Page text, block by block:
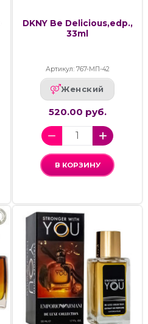
DKNY Be Delicious,edp.,
33ml
Артикул: 767-МП-42
Женский
520.00 руб.
В КОРЗИНУ